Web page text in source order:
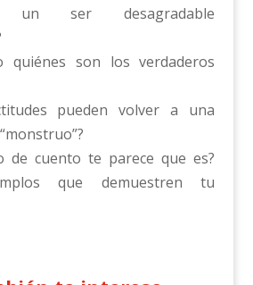
un ser desagradable
quiénes son los verdaderos
pueden volver a una
de cuento te parece que es?
que demuestren tu